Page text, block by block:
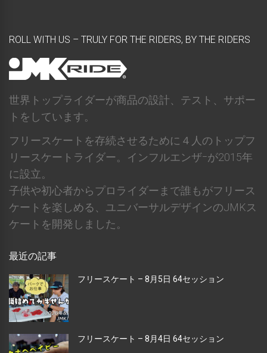
ROLL WITH US – TRULY FOR THE RIDERS, BY THE RIDERS
世界トップライダーが商品の設計、テスト、サポー
トをしています。
フリースケートを存続させるために４人のトップフ
リースケートライダー。インフルエンザｰが2015年
に設立。
子供や初心者からプロライダーまで誰もがフリース
ケートを楽しめる、ユニバーサルデザインのJMKス
ケートを開発しました。
最近の記事
フリースケート – 8月5日 64セッション
フリースケート – 8月4日 64セッション